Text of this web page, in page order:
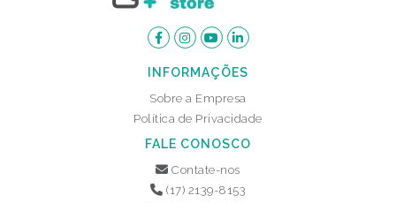
INFORMAÇÕES
Sobre a Empresa
Política de Privacidade
FALE CONOSCO
Contate-nos
(17) 2139-8153